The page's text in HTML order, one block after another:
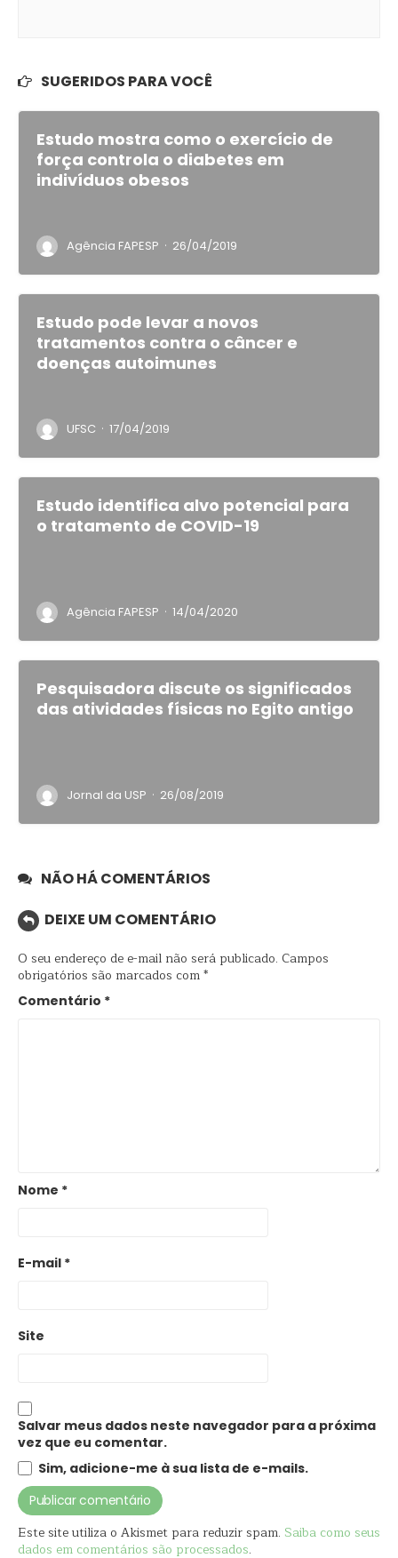
SUGERIDOS PARA VOCÊ
Estudo mostra como o exercício de
força controla o diabetes em
indivíduos obesos
Agência FAPESP · 26/04/2019
Estudo pode levar a novos
tratamentos contra o câncer e
doenças autoimunes
UFSC · 17/04/2019
Estudo identifica alvo potencial para
o tratamento de COVID-19
Agência FAPESP · 14/04/2020
Pesquisadora discute os significados
das atividades físicas no Egito antigo
Jornal da USP · 26/08/2019
NÃO HÁ COMENTÁRIOS
DEIXE UM COMENTÁRIO
O seu endereço de e-mail não será publicado. Campos
obrigatórios são marcados com*
Comentário *
Nome *
E-mail *
Site
Salvar meus dados neste navegador para a próxima
vez que eu comentar.
Sim, adicione-me à sua lista de e-mails.
Este site utiliza o Akismet para reduzir spam. Saiba como seus
dados em comentários são processados.